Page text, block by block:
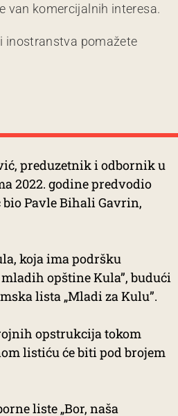
van komercijalnih interesa.
inostranstva pomažete
preduzetnik i odbornik u
2022. godine predvodio
Pavle Bihali Gavrin,
koja ima podršku
opštine Kula”, budući
lista „Mladi za Kulu”.
opstrukcija tokom
listiću će biti pod brojem
liste „Bor, naša